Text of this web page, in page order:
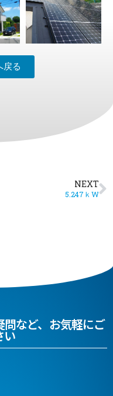
戻る
NEXT
5.247ｋW
など、お気軽にご
い